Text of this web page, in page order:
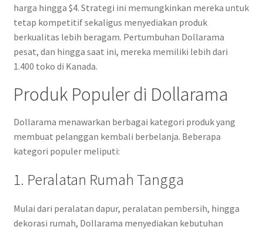
harga hingga $4. Strategi ini memungkinkan mereka untuk
tetap kompetitif sekaligus menyediakan produk
berkualitas lebih beragam. Pertumbuhan Dollarama
pesat, dan hingga saat ini, mereka memiliki lebih dari
1.400 toko di Kanada.
Produk Populer di Dollarama
Dollarama menawarkan berbagai kategori produk yang
membuat pelanggan kembali berbelanja. Beberapa
kategori populer meliputi:
1. Peralatan Rumah Tangga
Mulai dari peralatan dapur, peralatan pembersih, hingga
dekorasi rumah, Dollarama menyediakan kebutuhan